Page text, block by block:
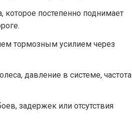
которое постепенно поднимает
тормозным усилием через
давление в системе, частота
задержек или отсутствия